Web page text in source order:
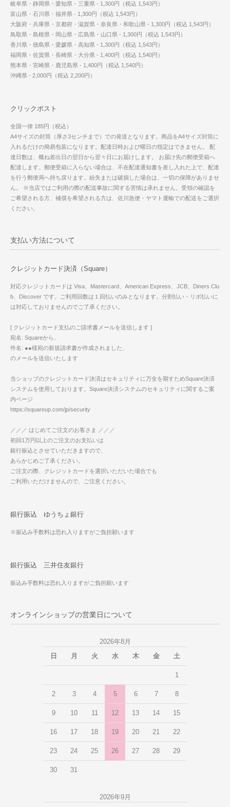
岐阜県・静岡県・愛知県・三重県 - 1,300円（税込 1,543円）
富山県・石川県・福井県 - 1,300円（税込 1,543円）
大阪府・兵庫県・京都府・滋賀県・奈良県・和歌山県 - 1,300円（税込 1,543円）
鳥取県・島根県・岡山県・広島県・山口県 - 1,300円（税込 1,543円）
香川県・徳島県・愛媛県・高知県 - 1,300円（税込 1,543円）
福岡県・佐賀県・長崎県・大分県 - 1,400円（税込 1,540円）
熊本県・宮崎県・鹿児島県 - 1,400円（税込 1,540円）
沖縄県 - 2,000円（税込 2,200円）
クリックポスト
全国一律 185円（税込）
A4サイズの封筒（厚さ3センチまで）での発送となります。商品をA4サイズ封筒に
入れるだけの簡易包装になります。配達日時および曜日の指定はできません。 配
達日数は、概ね差出日の翌日から翌々日にお届けします。 お届け先の郵便受箱へ
配達します。郵便受箱に入らない場合は、不在配達通知書を差し入れた上で、配達
を行う郵便局へ持ち戻ります。紛失または破損した場合は、一切の保障がありませ
ん。 ※当店ではご利用の際の配送事故に関する苦情は承れません。受領の確認を
ご希望される方、補償を希望される方は、佐川急便・ヤマト運輸での配送をご選択
ください。
支払い方法について
クレジットカード決済（Square）
対応クレジットカードは Visa、Mastercard、American Express、JCB、Diners Clu
b、Discover です。ご利用回数は１回払いのみとなります。分割払い・リボ払いに
は対応しておりませんのでご了承ください。
[ クレジットカード支払のご請求書メールを送信します ]
宛名: Squareから、
件名: ●●様宛の新規請求書が作成されました、
のメールを送信いたします
当ショップのクレジットカード決済はセキュリティに万全を期すためSquare決済
システムを使用しております。Square決済システムのセキュリティに関するご案
内ページ
https://squareup.com/jp/security
／／／ はじめてご注文のお客さま ／／／
初回1万円以上のご注文のお支払いは
銀行振込とさせていただきますので、
あらかじめご了承ください。
ご注文の際、クレジットカードを選択いただいた場合でも
ご利用いただけませんので、ご注意ください。
銀行振込 ゆうちょ銀行
※振込み手数料は恐れ入りますがご負担願います
銀行振込 三井住友銀行
振込み手数料は恐れ入りますがご負担願います
オンラインショップの営業日について
2026年8月
日
月 火 水 木 金 土
1
2 3 4 5 6 7 8
9 10 11 12 13 14 15
16 17 18 19 20 21 22
23 24 25 26 27 28 29
30 31
2026年9月